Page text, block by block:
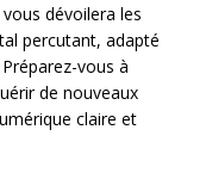
dévoilera les
percutant, adapté
vous à
de nouveaux
claire et